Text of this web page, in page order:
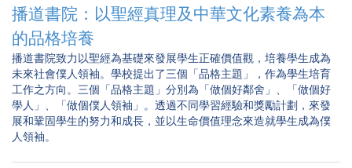
播道書院：以聖經真理及中華文化素養為本
的品格培養
播道書院致力以聖經為基礎來發展學生正確價值觀，培養學生成為
未來社會僕人領袖。學校提出了三個「品格主題」，作為學生培育
工作之方向。三個「品格主題」分別為「做個好鄰舍」、「做個好
學人」、「做個僕人領袖」。透過不同學習經驗和獎勵計劃，來發
展和鞏固學生的努力和成長，並以生命價值理念來造就學生成為僕
人領袖。